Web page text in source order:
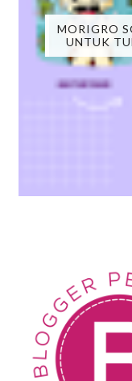
MORIGRO
UNTUK